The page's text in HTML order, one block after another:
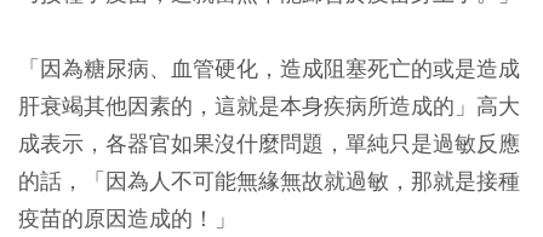
「因為糖尿病、血管硬化，造成阻塞死亡的或是造成
肝衰竭其他因素的，這就是本身疾病所造成的」高大
成表示，各器官如果沒什麼問題，單純只是過敏反應
的話，
「因為人不可能無緣無故就過敏，那就是接種
疫苗的原因造成的！」